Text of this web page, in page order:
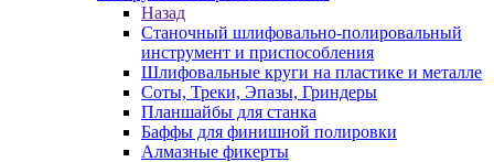
Назад
Станочный шлифовально-полировальный
инструмент и приспособления
Шлифовальные круги на пластике и металле
Соты, Треки, Эпазы, Гриндеры
Планшайбы для станка
Баффы для финишной полировки
Алмазные фикерты